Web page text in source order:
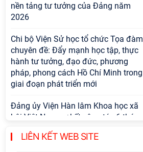
nền tảng tư tưởng của Đảng năm
2026
Chi bộ Viện Sử học tổ chức Tọa đàm
chuyên đề: Đẩy mạnh học tập, thực
hành tư tưởng, đạo đức, phương
pháp, phong cách Hồ Chí Minh trong
giai đoạn phát triển mới
Đảng ủy Viện Hàn lâm Khoa học xã
hội Việt Nam sơ kết công tác 6 tháng
đầu năm và triển khai nhiệm vụ
trọng tâm 6 tháng cuối năm 2026
LIÊN KẾT WEB SITE